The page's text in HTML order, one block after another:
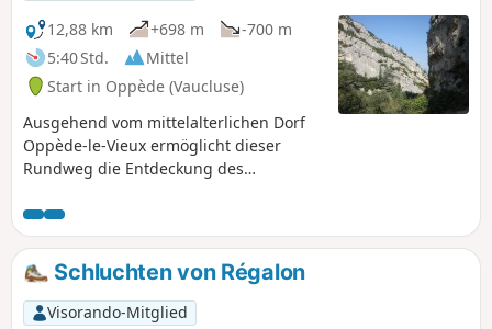
12,88 km
+698 m
-700 m
5:40 Std.
Mittel
Start in Oppède (Vaucluse)
Ausgehend vom mittelalterlichen Dorf
Oppède-le-Vieux ermöglicht dieser
Rundweg die Entdeckung des
herrliche Ausblicke auf die umliegende
Ebene.
Schluchten von Régalon
Visorando-Mitglied